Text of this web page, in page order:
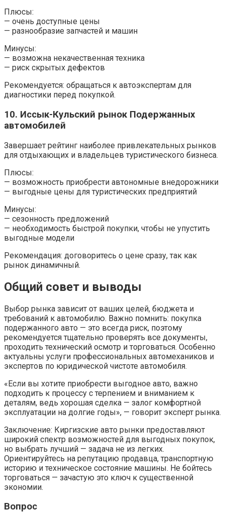
Плюсы:
— очень доступные цены
— разнообразие запчастей и машин
Минусы:
— возможна некачественная техника
— риск скрытых дефектов
Рекомендуется: обращаться к автоэкспертам для
диагностики перед покупкой.
10. Иссык-Кульский рынок Подержанных
автомобилей
Завершает рейтинг наиболее привлекательных рынков
для отдыхающих и владельцев туристического бизнеса.
Плюсы:
— возможность приобрести автономные внедорожники
— выгодные цены для туристических предприятий
Минусы:
— сезонность предложений
— необходимость быстрой покупки, чтобы не упустить
выгодные модели
Рекомендация: договоритесь о цене сразу, так как
рынок динамичный.
Общий совет и выводы
Выбор рынка зависит от ваших целей, бюджета и
требований к автомобилю. Важно помнить: покупка
подержанного авто — это всегда риск, поэтому
рекомендуется тщательно проверять все документы,
проходить технический осмотр и торговаться. Особенно
актуальны услуги профессиональных автомехаников и
экспертов по юридической чистоте автомобиля.
«Если вы хотите приобрести выгодное авто, важно
подходить к процессу с терпением и вниманием к
деталям, ведь хорошая сделка — залог комфортной
эксплуатации на долгие годы», — говорит эксперт рынка.
Заключение: Киргизские авто рынки предоставляют
широкий спектр возможностей для выгодных покупок,
но выбрать лучший — задача не из легких.
Ориентируйтесь на репутацию продавца, транспортную
историю и техническое состояние машины. Не бойтесь
торговаться — зачастую это ключ к существенной
экономии.
Вопрос